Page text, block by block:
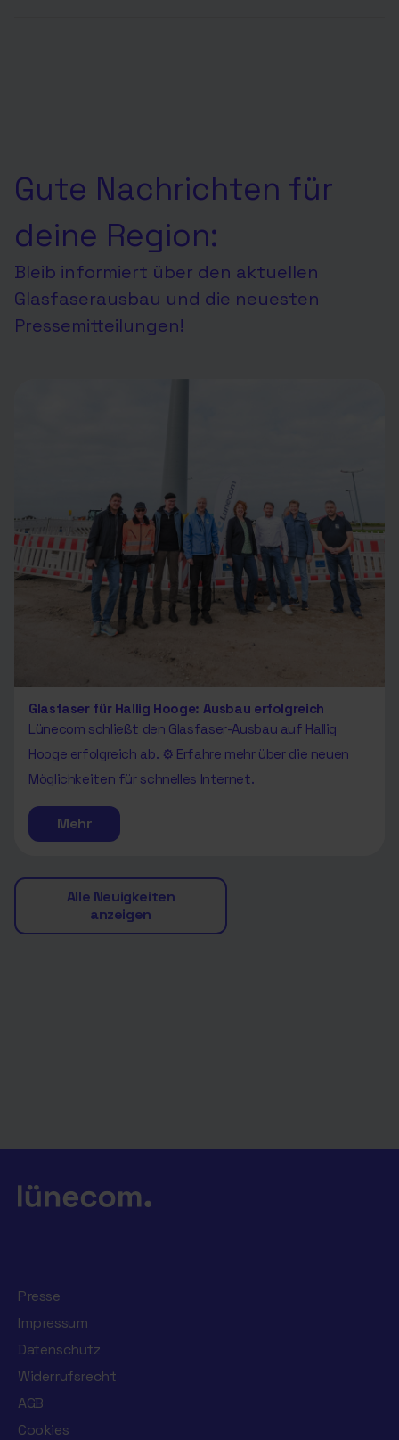
Gute Nachrichten für
deine Region:
Bleib informiert über den aktuellen
Glasfaserausbau und die neuesten
Pressemitteilungen!
Glasfaser für Hallig Hooge: Ausbau erfolgreich
Lünecom schließt den Glasfaser-Ausbau auf Hallig
Hooge erfolgreich ab. ⚙ Erfahre mehr über die neuen
Möglichkeiten für schnelles Internet.
Mehr
Alle Neuigkeiten
anzeigen
Presse
Impressum
Datenschutz
Widerrufsrecht
AGB
Cookies